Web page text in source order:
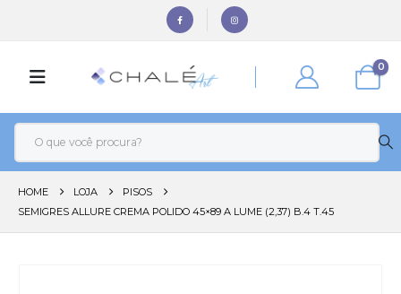
0
HOME LOJA
PISOS
SEMIGRES ALLURE CREMA POLIDO 45×89 A LUME (2,37) B.4 T.45